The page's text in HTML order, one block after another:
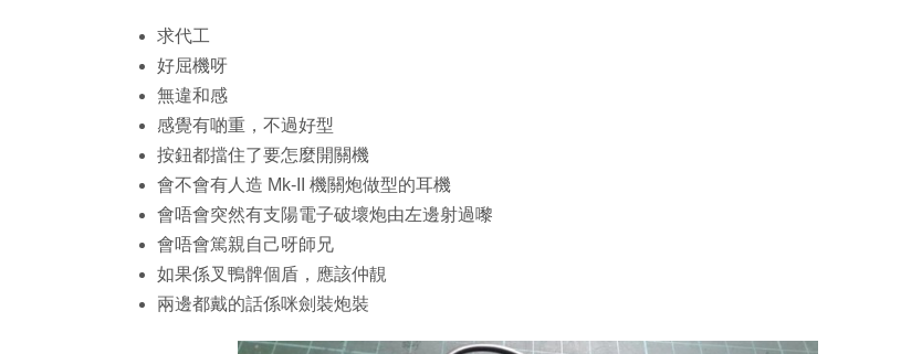
求代工
好屈機呀
無違和感
感覺有啲重，不過好型
按鈕都擋住了要怎麼開關機
會不會有人造 Mk-II 機關炮做型的耳機
會唔會突然有支陽電子破壞炮由左邊射過嚟
會唔會篤親自己呀師兄
如果係叉鴨髀個盾，應該仲靚
兩邊都戴的話係咪劍裝炮裝